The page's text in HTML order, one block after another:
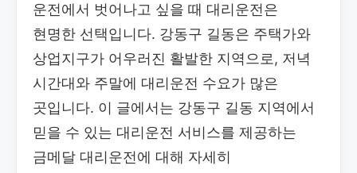
운전에서 벗어나고 싶을 때 대리운전은
현명한 선택입니다. 강동구 길동은 주택가와
상업지구가 어우러진 활발한 지역으로, 저녁
시간대와 주말에 대리운전 수요가 많은
곳입니다. 이 글에서는 강동구 길동 지역에서
믿을 수 있는 대리운전 서비스를 제공하는
금메달 대리운전에 대해 자세히